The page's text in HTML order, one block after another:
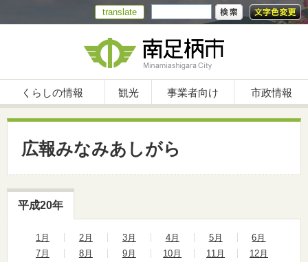
translate
くらしの情報 観光 事業者向け 市政情報
広報みなみあしがら
平成20年
1月 2月 3月 4月 5月
6月
7月
8月 9月 10月 11月 12月